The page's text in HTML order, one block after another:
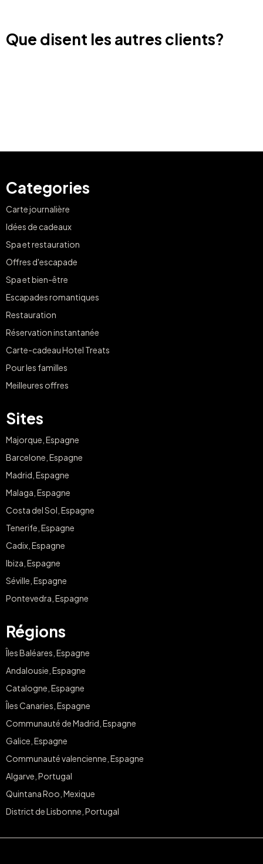
Que disent les autres clients?
Categories
Carte journalière
Idées de cadeaux
Spa et restauration
Offres d'escapade
Spa et bien-être
Escapades romantiques
Restauration
Réservation instantanée
Carte-cadeau Hotel Treats
Pour les familles
Meilleures offres
Sites
Majorque, Espagne
Barcelone, Espagne
Madrid, Espagne
Malaga, Espagne
Costa del Sol, Espagne
Tenerife, Espagne
Cadix, Espagne
Ibiza, Espagne
Séville, Espagne
Pontevedra, Espagne
Régions
Îles Baléares, Espagne
Andalousie, Espagne
Catalogne, Espagne
Îles Canaries, Espagne
Communauté de Madrid, Espagne
Galice, Espagne
Communauté valencienne, Espagne
Algarve, Portugal
Quintana Roo, Mexique
District de Lisbonne, Portugal